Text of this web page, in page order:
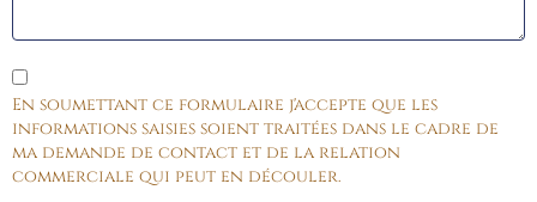
En soumettant ce formulaire j'accepte que les
informations saisies soient traitées dans le cadre de
ma demande de contact et de la relation
commerciale qui peut en découler.